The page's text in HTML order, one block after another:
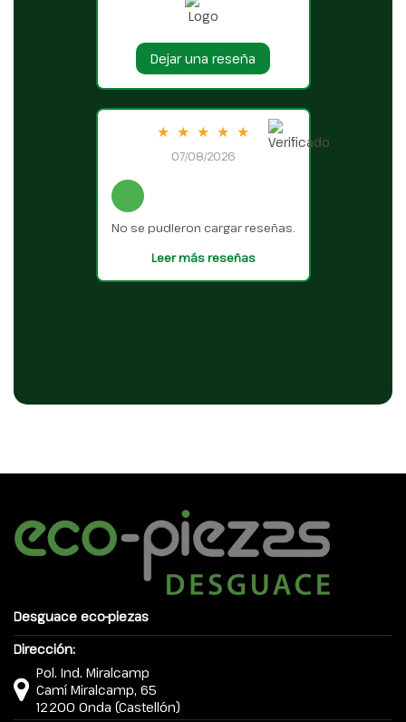
Dejar una reseña
★ ★ ★ ★ ★
07/08/2026
No se pudieron cargar reseñas.
Leer más reseñas
Desguace eco-piezas
Dirección:
Pol. Ind. Miralcamp
Camí Miralcamp, 65
12200 Onda (Castellón)